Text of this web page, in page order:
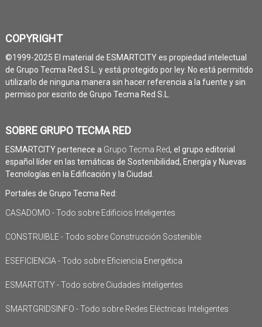
COPYRIGHT
©1999-2025 El material de ESMARTCITY es propiedad intelectual
de Grupo Tecma Red S.L. y está protegido por ley. No está permitido
utilizarlo de ninguna manera sin hacer referencia a la fuente y sin
permiso por escrito de Grupo Tecma Red S.L.
SOBRE GRUPO TECMA RED
ESMARTCITY pertenece a Grupo Tecma Red, el grupo editorial
español líder en las temáticas de Sostenibilidad, Energía y Nuevas
Tecnologías en la Edificación y la Ciudad.
Portales de Grupo Tecma Red:
CASADOMO - Todo sobre Edificios Inteligentes
CONSTRUIBLE - Todo sobre Construcción Sostenible
ESEFICIENCIA - Todo sobre Eficiencia Energética
ESMARTCITY - Todo sobre Ciudades Inteligentes
SMARTGRIDSINFO - Todo sobre Redes Eléctricas Inteligentes